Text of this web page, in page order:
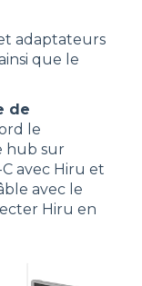
adaptateurs
que le
de
le
hub sur
avec Hiru et
avec le
Hiru en